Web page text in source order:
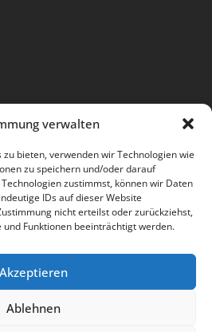
verwalten
bieten, verwenden wir Technologien wie
zu speichern und/oder darauf
zustimmst, können wir Daten
IDs auf dieser Website
nicht erteilst oder zurückziehst,
Funktionen beeinträchtigt werden.
Akzeptieren
Ablehnen
14.00 – 18.00 Uhr